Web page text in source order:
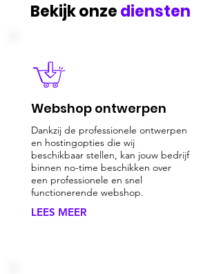
Bekijk onzediensten
Webshop ontwerpen
Dankzij de professionele ontwerpen
en hostingopties die wij
beschikbaar stellen, kan jouw bedrijf
binnen no-time beschikken over
een professionele en snel
functionerende webshop.
LEES MEER